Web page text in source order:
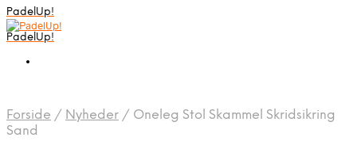
PadelUp!
PadelUp!
Forside / Nyheder / Oneleg Stol Skammel Skridsikring
Sand